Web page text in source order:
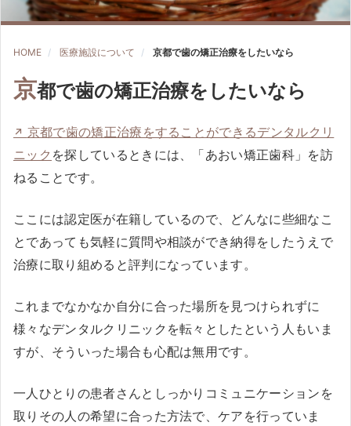
HOME 医療施設について 京都で歯の矯正治療をしたいなら
京都で歯の矯正治療をしたいなら
京都で歯の矯正治療をすることができるデンタルクリ
ニック を探しているときには、「あおい矯正歯科」を訪
ねることです。
ここには認定医が在籍しているので、どんなに些細なこ
とであっても気軽に質問や相談ができ納得をしたうえで
治療に取り組めると評判になっています。
これまでなかなか自分に合った場所を見つけられずに
様々なデンタルクリニックを転々としたという人もいま
すが、そういった場合も心配は無用です。
一人ひとりの患者さんとしっかりコミュニケーションを
取りその人の希望に合った方法で、ケアを行っていま